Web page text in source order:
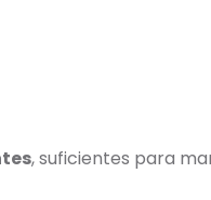
, suficientes para